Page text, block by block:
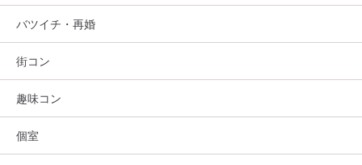
バツイチ・再婚
街コン
趣味コン
個室